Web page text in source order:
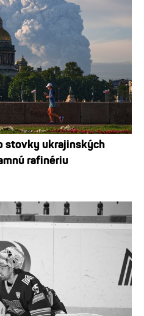
stovky ukrajinských
rafinériu